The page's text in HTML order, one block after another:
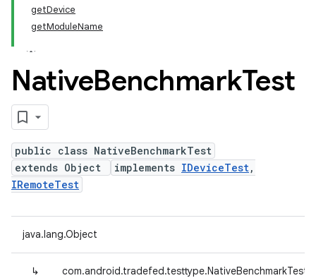
getDevice
getModuleName
NativeBenchmarkTest
public class NativeBenchmarkTest
extends Object
implements IDeviceTest,
IRemoteTest
java.lang.Object
↳ com.android.tradefed.testtype.NativeBenchmarkTest